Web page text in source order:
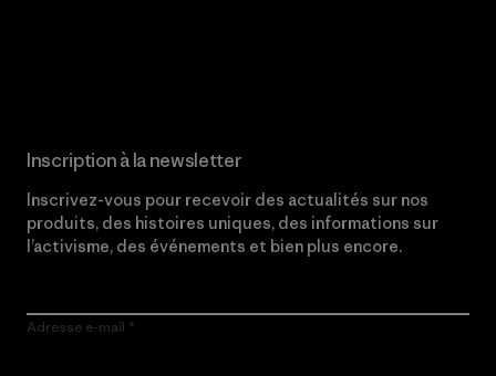
Inscription à la newsletter
Inscrivez-vous pour recevoir des actualités sur nos
produits, des histoires uniques, des informations sur
l’activisme, des événements et bien plus encore.
Adresse e-mail